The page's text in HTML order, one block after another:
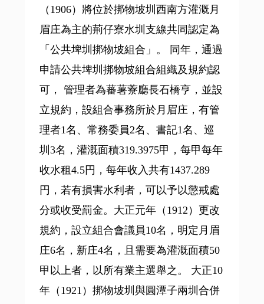
（1906）將位於挷物坡圳西南方灌溉月
眉庄為主的荊仔寮水圳支線共同認定為
「公共埤圳挷物坡組合」。 同年，通過
申請公共埤圳挷物坡組合組織及規約認
可， 管理者為蕃薯藔廳長石橋亨，並設
立規約，設組合事務所於月眉庄，有管
理者1名、常務委員2名、書記1名、巡
圳3名，灌溉面積319.3975甲，每甲每年
收水租4.5円，每年收入共有1437.289
円，若有損害水利者，可以予以懲戒處
分或收受罰金。大正元年（1912）更改
規約，設立組合會議員10名，明定月眉
庄6名，新庄4名，且需要為灌溉面積50
甲以上者，以所有業主選舉之。 大正10
年（1921）挷物坡圳與圓潭子兩圳合併